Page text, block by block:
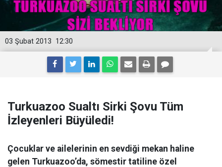
12:30
03 Şubat 2013
Turkuazoo Sualtı Sirki Şovu Tüm
İzleyenleri Büyüledi!
Çocuklar ve ailelerinin en sevdiği mekan haline
gelen Turkuazoo’da, sömestir tatiline özel